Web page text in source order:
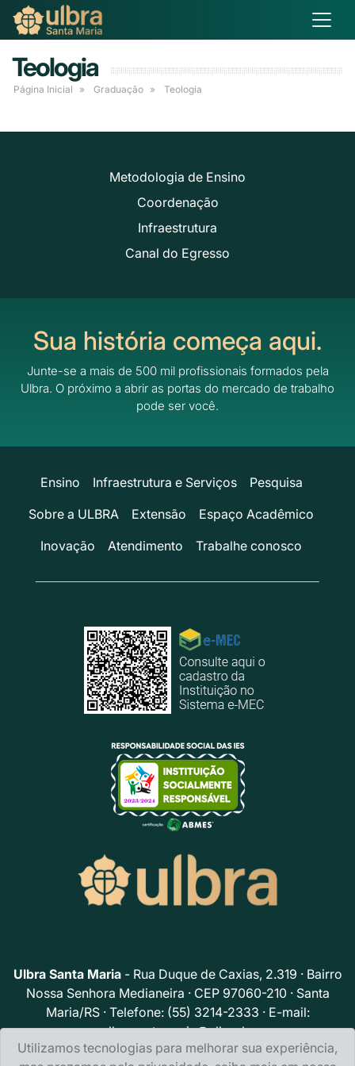
Teologia
Página Inicial Graduação Teologia
Metodologia de Ensino
Coordenação
Infraestrutura
Canal do Egresso
Sua história começa aqui.
Junte-se a mais de 500 mil profissionais formados pela
Ulbra. O próximo a abrir as portas do mercado de trabalho
pode ser você.
Ensino Infraestrutura e Serviços
Pesquisa
Sobre a ULBRA
Extensão
Espaço Acadêmico
Inovação
Atendimento Trabalhe conosco
Ulbra Santa Maria- Rua Duque de Caxias, 2.319 · Bairro
Nossa Senhora Medianeira · CEP 97060-210 · Santa
Maria/RS · Telefone: (55) 3214-2333 · E-mail:
ulbrasantamaria@ulbra.br
Política de privacidade
Utilizamos tecnologias para melhorar sua experiência,